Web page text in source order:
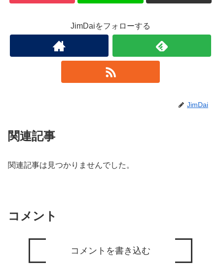
JimDaiをフォローする
JimDai
関連記事
関連記事は見つかりませんでした。
コメント
コメントを書き込む